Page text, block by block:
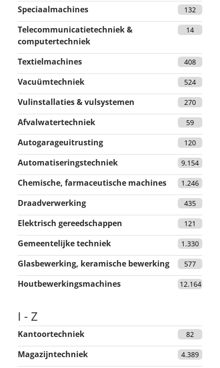
Speciaal­­machines 132
Telecommunicatietechniek &
computertechniek
14
Textielmachines 408
Vacuümtechniek 524
Vulinstallaties & vulsystemen 270
Afvalwatertechniek 59
Autogarageuitrusting 120
Automatiseringstechniek 9.154
Chemische, farmaceutische machines 1.246
Draadverwerking 435
Elektrisch gereedschappen 121
Gemeentelijke techniek 1.330
Glasbewerking, keramische bewerking 577
Houtbewerkingsmachines 12.164
I - Z
Kantoortechniek 82
Magazijntechniek 4.389